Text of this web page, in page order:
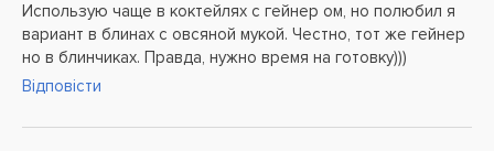
Использую чаще в коктейлях с гейнер ом, но полюбил я
вариант в блинах с овсяной мукой. Честно, тот же гейнер
но в блинчиках. Правда, нужно время на готовку)))
Відповісти